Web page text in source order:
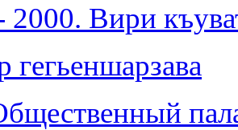
2000. Вири
гегьеншарзава